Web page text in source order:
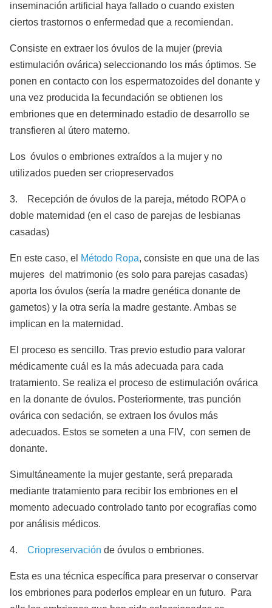
inseminación artificial haya fallado o cuando existen
ciertos trastornos o enfermedad que a recomiendan.
Consiste en extraer los óvulos de la mujer (previa
estimulación ovárica) seleccionando los más óptimos. Se
ponen en contacto con los espermatozoides del donante y
una vez producida la fecundación se obtienen los
embriones que en determinado estadio de desarrollo se
transfieren al útero materno.
Los óvulos o embriones extraídos a la mujer y no
utilizados pueden ser criopreservados
3. Recepción de óvulos de la pareja, método ROPA o
doble maternidad (en el caso de parejas de lesbianas
casadas)
En este caso, el Método Ropa, consiste en que una de las
mujeres del matrimonio (es solo para parejas casadas)
aporta los óvulos (sería la madre genética donante de
gametos) y la otra sería la madre gestante. Ambas se
implican en la maternidad.
El proceso es sencillo. Tras previo estudio para valorar
médicamente cuál es la más adecuada para cada
tratamiento. Se realiza el proceso de estimulación ovárica
en la donante de óvulos. Posteriormente, tras punción
ovárica con sedación, se extraen los óvulos más
adecuados. Estos se someten a una FIV, con semen de
donante.
Simultáneamente la mujer gestante, será preparada
mediante tratamiento para recibir los embriones en el
momento adecuado controlado tanto por ecografías como
por análisis médicos.
4. Criopreservación de óvulos o embriones.
Esta es una técnica específica para preservar o conservar
los embriones para poderlos emplear en un futuro. Para